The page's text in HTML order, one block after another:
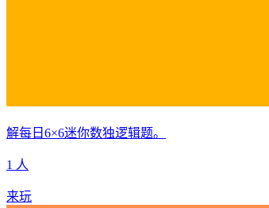
解每日6×6迷你数独逻辑题。
1 人
来玩